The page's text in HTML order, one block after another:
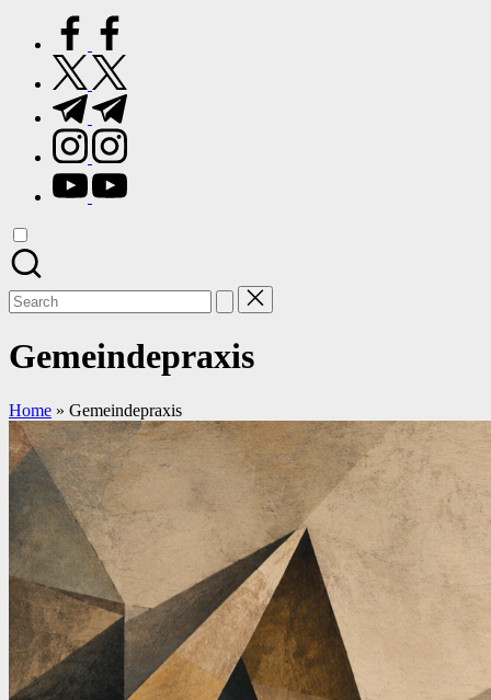
facebook.com
twitter.com
t.me
instagram.com
youtube.com
Search
for:
Gemeindepraxis
Home » Gemeindepraxis